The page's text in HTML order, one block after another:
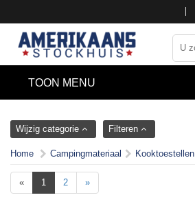
TOON MENU
Wijzig categorie Filteren
Home Campingmateriaal Kooktoestellen
« 1 2 »